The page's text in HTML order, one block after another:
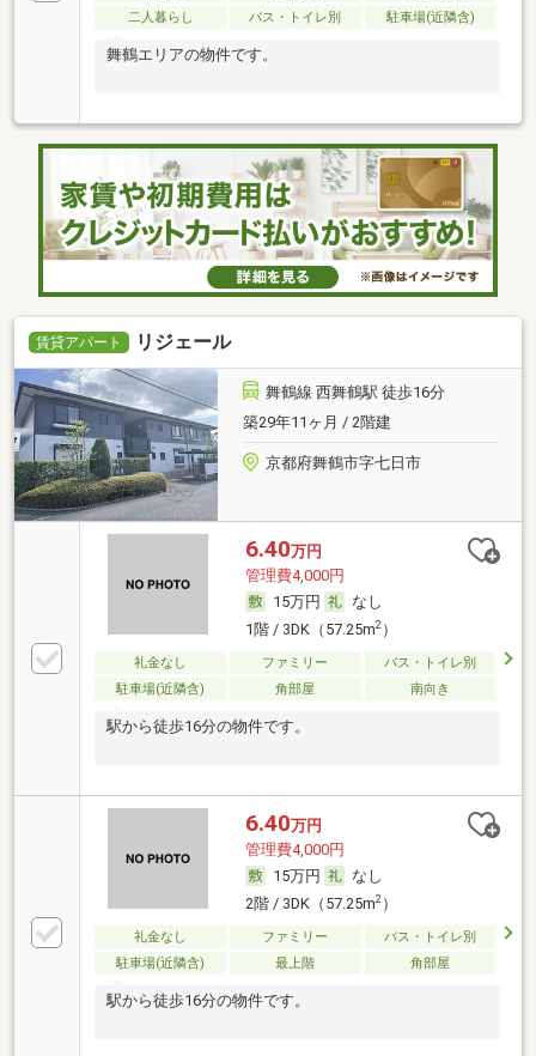
二人暮らし
バス・トイレ別 駐車場(近隣含)
舞鶴エリアの物件です。
賃貸アパート リジェール
舞鶴線 西舞鶴駅 徒歩16分
築29年11ヶ月 / 2階建
京都府舞鶴市字七日市
6.40万円
管理費4,000円
15万円
なし
1階 / 3DK（57.25m2）
礼金なし ファミリー
バス・トイレ別
駐車場(近隣含)
角部屋 南向き
駅から徒歩16分の物件です。
6.40万円
管理費4,000円
15万円
なし
2階 / 3DK（57.25m2）
礼金なし ファミリー
バス・トイレ別
駐車場(近隣含)
最上階 角部屋
駅から徒歩16分の物件です。